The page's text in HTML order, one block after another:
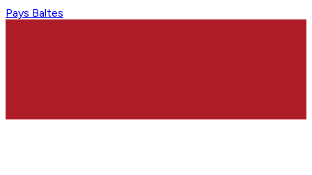
Pays Baltes